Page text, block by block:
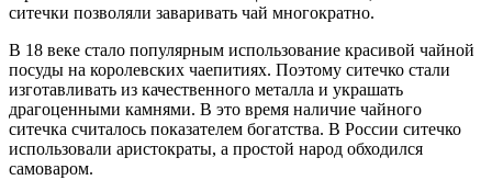
ситечки позволяли заваривать чай многократно.
В 18 веке стало популярным использование красивой чайной
посуды на королевских чаепитиях. Поэтому ситечко стали
изготавливать из качественного металла и украшать
драгоценными камнями. В это время наличие чайного
ситечка считалось показателем богатства. В России ситечко
использовали аристократы, а простой народ обходился
самоваром.